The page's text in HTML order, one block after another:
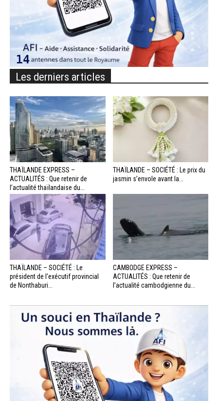
Les derniers articles
THAÏLANDE EXPRESS –
ACTUALITÉS : Que retenir de
l’actualité thaïlandaise du...
THAÏLANDE – SOCIÉTÉ : Le prix du
jasmin s’envole avant la...
THAÏLANDE – SOCIÉTÉ : Le
président de l’exécutif provincial
de Nonthaburi...
CAMBODGE EXPRESS –
ACTUALITÉS : Que retenir de
l’actualité cambodgienne du...